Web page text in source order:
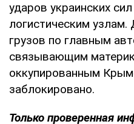
ударов украинских
логистическим
грузов по главным
связывающим
оккупированным
заблокировано.
Только проверенная